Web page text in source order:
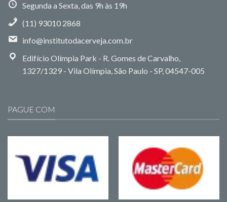
Segunda a Sexta, das 9h às 19h
(11) 93010 2868
info@institutodacerveja.com.br
Edifício Olímpia Park - R. Gomes de Carvalho,
1327/1329 - Vila Olímpia, São Paulo - SP, 04547-005
PAGUE COM